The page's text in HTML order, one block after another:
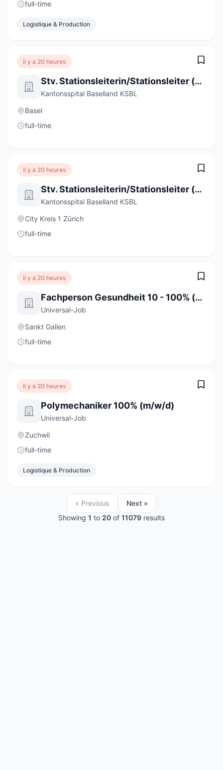
full-time
Logistique & Production
il y a 20 heures
Stv. Stationsleiterin/Stationsleiter (a) 80-100%
Kantonsspital Baselland KSBL
Basel
full-time
il y a 20 heures
Stv. Stationsleiterin/Stationsleiter (a) 80-100%
Kantonsspital Baselland KSBL
City Kreis 1 Zürich
full-time
il y a 20 heures
Fachperson Gesundheit 10 - 100% (m/w/d)
Universal-Job
Sankt Gallen
full-time
il y a 20 heures
Polymechaniker 100% (m/w/d)
Universal-Job
Zuchwil
full-time
Logistique & Production
« Previous
Next »
Showing 1 to 20 of 11079 results